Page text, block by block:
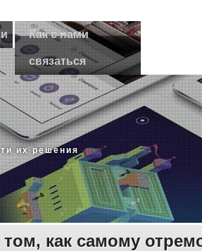
Как с нами
связаться
их решения
как самому